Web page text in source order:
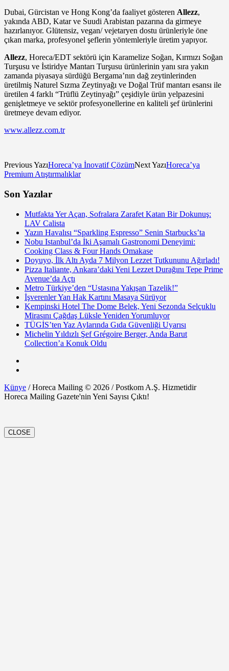
Dubai, Gürcistan ve Hong Kong’da faaliyet gösteren Allezz,
yakında ABD, Katar ve Suudi Arabistan pazarına da girmeye
hazırlanıyor. Glütensiz, vegan/ vejetaryen dostu ürünleriyle öne
çıkan marka, profesyonel şeflerin yöntemleriyle üretim yapıyor.
Allezz, Horeca/EDT sektörü için Karamelize Soğan, Kırmızı Soğan
Turşusu ve İstiridye Mantarı Turşusu ürünlerinin yanı sıra yakın
zamanda piyasaya sürdüğü Bergama’nın dağ zeytinlerinden
üretilmiş Naturel Sızma Zeytinyağı ve Doğal Trüf mantarı esansı ile
üretilen 4 farklı “Trüflü Zeytinyağı” çeşidiyle ürün yelpazesini
genişletmeye ve sektör profesyonellerine en kaliteli şef ürünlerini
üretmeye devam ediyor.
www.allezz.com.tr
Previous YazıHoreca’ya İnovatif ÇözümNext YazıHoreca’ya
Premium Atıştırmalıklar
Son Yazılar
Mutfakta Yer Açan, Sofralara Zarafet Katan Bir Dokunuş:
LAV Calista
Yazın Havalısı “Sparkling Espresso” Senin Starbucks’ta
Nobu Istanbul’da İki Aşamalı Gastronomi Deneyimi:
Cooking Class & Four Hands Omakase
Doyuyo, İlk Altı Ayda 7 Milyon Lezzet Tutkununu Ağırladı!
Pizza Italiante, Ankara’daki Yeni Lezzet Durağını Tepe Prime
Avenue’da Açtı
Metro Türkiye’den “Ustasına Yakışan Tazelik!”
İşverenler Yan Hak Kartını Masaya Sürüyor
Kempinski Hotel The Dome Belek, Yeni Sezonda Selçuklu
Mirasını Çağdaş Lüksle Yeniden Yorumluyor
TÜGİS’ten Yaz Aylarında Gıda Güvenliği Uyarısı
Michelin Yıldızlı Şef Grégoire Berger, Anda Barut
Collection’a Konuk Oldu
Künye / Horeca Mailing © 2026 / Postkom A.Ş. Hizmetidir
Horeca Mailing Gazete'nin Yeni Sayısı Çıktı!
CLOSE